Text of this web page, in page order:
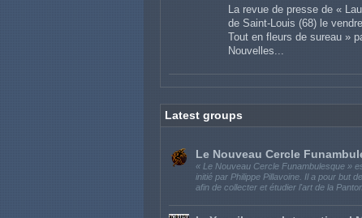
La revue de presse de «
de Saint-Louis (68) le
Tout en fleurs de sureau »
Nouvelles...
Latest groups
Le Nouveau Cercle
« Le Nouveau Cercle Funambulesque »
initié par Philippe Pillavoine. Il a pour but
afin de collecter et étudier l'art de la